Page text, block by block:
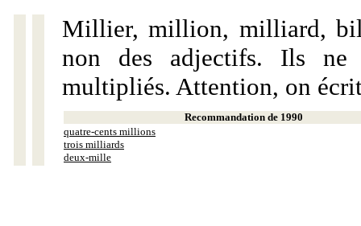
Millier, million, milliard,
non des adjectifs. Ils ne
multipliés. Attention, on
Recommandation de 1990
quatre-cents millions
trois milliards
deux-mille